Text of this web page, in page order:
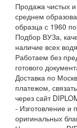
Продажа чистых
среднем
образца с 1960
Подбор ВУЗа,
наличие всех
Работаем без
готового
Доставка по
платежом,
через сайт
- Изготовление и
оригинальных